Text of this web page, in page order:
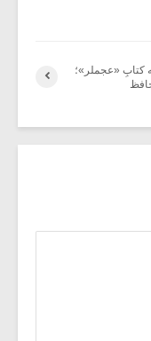
کتابِ «عجملر»؛